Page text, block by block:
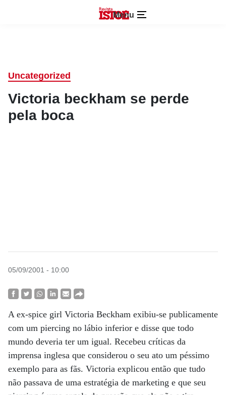
Menu
Uncategorized
Victoria beckham se perde
pela boca
05/09/2001 - 10:00
A ex-spice girl Victoria Beckham exibiu-se publicamente
com um piercing no lábio inferior e disse que todo
mundo deveria ter um igual. Recebeu críticas da
imprensa inglesa que considerou o seu ato um péssimo
exemplo para as fãs. Victoria explicou então que tudo
não passava de uma estratégia de marketing e que seu